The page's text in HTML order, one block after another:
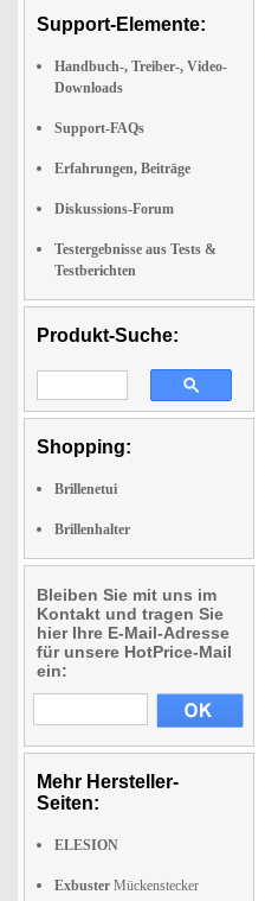
Support-Elemente:
Handbuch-, Treiber-, Video-
Downloads
Support-FAQs
Erfahrungen, Beiträge
Diskussions-Forum
Testergebnisse aus Tests &
Testberichten
Produkt-Suche:
Shopping:
Brillenetui
Brillenhalter
Bleiben Sie mit uns im
Kontakt und tragen Sie
hier Ihre E-Mail-Adresse
für unsere HotPrice-Mail
ein:
Mehr Hersteller-
Seiten:
ELESION
Exbuster Mückenstecker